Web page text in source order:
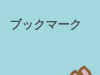
ブックマーク